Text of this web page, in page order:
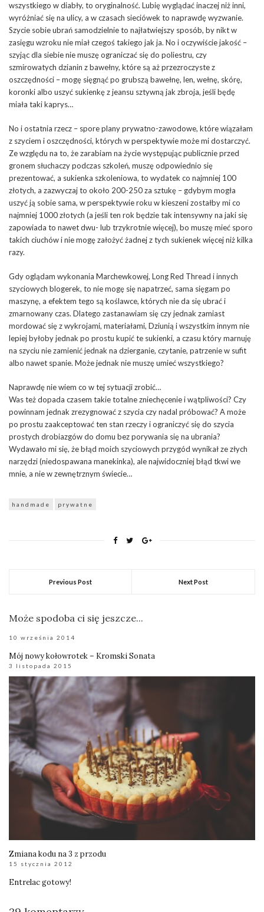
wszystkiego w diabły, to oryginalność. Lubię wyglądać inaczej niż inni,
wyróżniać się na ulicy, a w czasach sieciówek to naprawdę wyzwanie.
Szycie sobie ubrań samodzielnie to najłatwiejszy sposób, by nikt w
zasięgu wzroku nie miał czegoś takiego jak ja. No i oczywiście jakość –
szyjąc dla siebie nie muszę ograniczać się do poliestru, czy
szmirowatych dzianin z bawełny, które są aż przezroczyste z
oszczędności – mogę sięgnąć po grubszą bawełnę, len, wełnę, skórę,
koronki albo uszyć sukienkę z jeansu sztywną jak zbroja, jeśli będę
miała taki kaprys…
No i ostatnia rzecz – spore plany prywatno-zawodowe, które wiązałam
z szyciem i oszczędności, których w perspektywie może mi dostarczyć.
Ze względu na to, że zarabiam na życie występując publicznie przed
gronem słuchaczy podczas szkoleń, muszę odpowiednio się
prezentować, a sukienka szkoleniowa, to wydatek co najmniej 100
złotych, a zazwyczaj to około 200-250 za sztukę – gdybym mogła
uszyć ją sobie sama, w perspektywie roku w kieszeni zostałby mi co
najmniej 1000 złotych (a jeśli ten rok będzie tak intensywny na jaki się
zapowiada to nawet dwu- lub trzykrotnie więcej), bo muszę mieć sporo
takich ciuchów i nie mogę założyć żadnej z tych sukienek więcej niż kilka
razy.
Gdy oglądam wykonania Marchewkowej, Long Red Thread i innych
szyciowych blogerek, to nie mogę się napatrzeć, sama sięgam po
maszynę, a efektem tego są koślawce, których nie da się ubrać i
zmarnowany czas. Dlatego zastanawiam się czy jednak zamiast
mordować się z wykrojami, materiałami, Dziunią i wszystkim innym nie
lepiej byłoby jednak po prostu kupić te sukienki, a czasu który marnuję
na szyciu nie zamienić jednak na dzierganie, czytanie, patrzenie w sufit
albo nawet spanie. Może jednak nie muszę umieć wszystkiego?
Naprawdę nie wiem co w tej sytuacji zrobić…
Was też dopada czasem takie totalne zniechęcenie i wątpliwości? Czy
powinnam jednak zrezygnować z szycia czy nadal próbować? A może
po prostu zaakceptować ten stan rzeczy i ograniczyć się do szycia
prostych drobiazgów do domu bez porywania się na ubrania?
Wydawało mi się, że błąd moich szyciowych przygód wynikał ze złych
narzędzi (niedospawana manekinka), ale najwidoczniej błąd tkwi we
mnie, a nie w zewnętrznym świecie…
handmade prywatne
Previous Post Next Post
Może spodoba ci się jeszcze...
10 września 2014
Mój nowy kołowrotek – Kromski Sonata
3 listopada 2015
Zmiana kodu na 3 z przodu
15 stycznia 2012
Entrelac gotowy!